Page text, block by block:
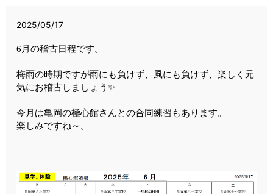
2025/05/17
6月の稽古日程です。
梅雨の時期ですが雨にも負けず、風にも負けず、楽しく元
気にお稽古しましょう✨
今月は亀岡の極心館さんとの合同練習もあります。
楽しみですね～。